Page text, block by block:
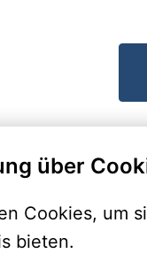
über
Cookies, um
bieten.